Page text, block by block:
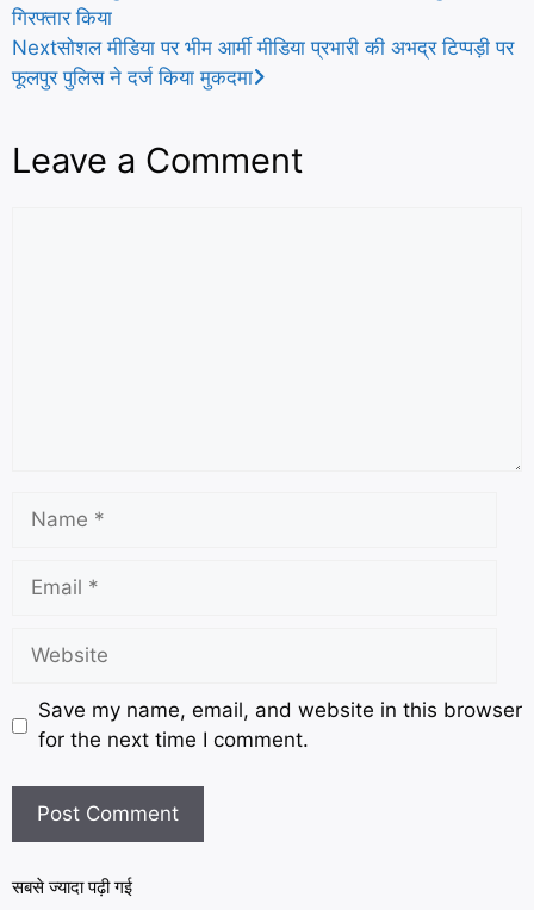
o
k
s
A
p
s
s
a
h
a
r
गिरफ्तार किया
Nextसोशल मीडिया पर भीम आर्मी मीडिया प्रभारी की अभद्र टिप्पड़ी पर
फूलपुर पुलिस ने दर्ज किया मुकदमा
Leave a Comment
Save my name, email, and website in this browser
for the next time I comment.
सबसे ज्यादा पढ़ी गई